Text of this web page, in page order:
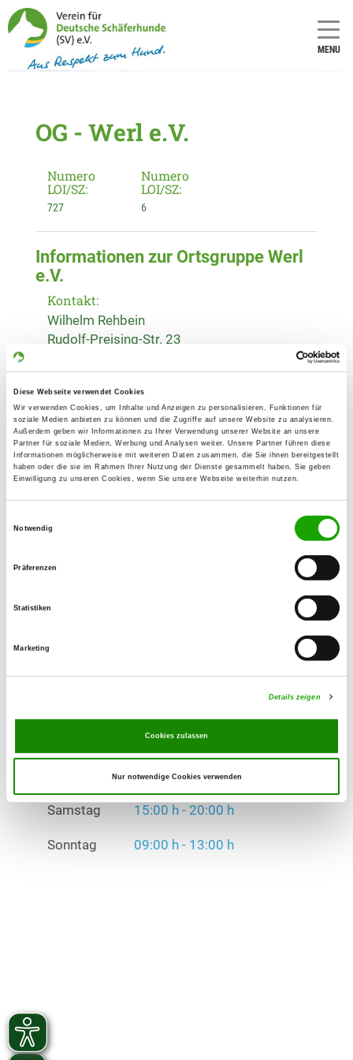
Diese Webseite verwendet Cookies
Wir verwenden Cookies, um Inhalte und Anzeigen zu personalisieren, Funktionen für
soziale Medien anbieten zu können und die Zugriffe auf unsere Website zu analysieren.
Außerdem geben wir Informationen zu Ihrer Verwendung unserer Website an unsere
Partner für soziale Medien, Werbung und Analysen weiter. Unsere Partner führen diese
Informationen möglicherweise mit weiteren Daten zusammen, die Sie ihnen bereitgestellt
haben oder die sie im Rahmen Ihrer Nutzung der Dienste gesammelt haben. Sie geben
Einwilligung zu unseren Cookies, wenn Sie unsere Webseite weiterhin nutzen.
Notwendig
Präferenzen
Statistiken
Marketing
Details zeigen
Cookies zulassen
Nur notwendige Cookies verwenden
MENU
OG - Werl e.V.
Numero
LOI/SZ:
727
Numero
LOI/SZ:
6
Informationen zur Ortsgruppe Werl
e.V.
Kontakt:
Wilhelm Rehbein
Rudolf-Preising-Str. 23
Übungsplatz:
Westuffler Weg
59457 Werl
Handy:
0160 90620727
E-Mail:
og.werl.ev@gmail.com
Unterordnung, Schutzdienst,
Mittwoch
Sonntag 09:00 h - 13:00 h
Übungszeiten im Winter:
15:00 h - 20:00 h
Samstag 15:00 h - 20:00 h
Sonntag 09:00 h - 13:00 h